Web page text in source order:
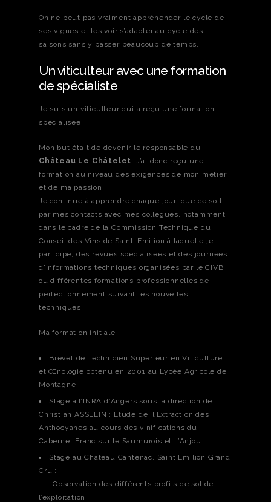
On ne peut pas vraiment appréhender le cycle de
ses vignes et les voir s’adapter au cycle des
saisons sans y passer beaucoup de temps.
Un viticulteur avec une formation
de spécialiste
Je suis un viticulteur qui a reçu une formation
spécialisée.
Mon but était de devenir le responsable du
Château Le Châtelet. J’ai donc reçu une
formation au niveau des exigences de mon métier
et de ma passion.
Je continue à apprendre chaque jour, que ce soit
par mes contacts avec mes collègues, notamment
dans le cadre de la Commission Technique du
Conseil des Vins de Saint-Emilion à laquelle je
participe, des revues spécialisées et des journées
d’informations techniques organisées par le CIVB,
ou différentes formations professionnelles de
perfectionnement suivant les nouvelles
techniques.
Ma formation initiale :
Brevet de Technicien Supérieur en Viticulture
et Œnologie obtenu en 2001 au Lycée Agricole de
Montagne
Stage à l’INRA d’Angers sous la direction de
Christian ASSELIN : Etude de l’Extraction des
Anthocyanes au cours des vinifications du
Cabernet Franc sur le Saumurois et L’Anjou.
Stage au Château Cantenac, Saint Emilion Grand
Cru :
– Observation des différents profils de sol de
l’exploitation